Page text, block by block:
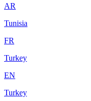
AR
Tunisia
FR
Turkey
EN
Turkey